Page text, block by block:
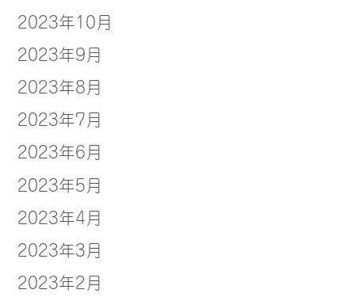
2023年10月
2023年9月
2023年8月
2023年7月
2023年6月
2023年5月
2023年4月
2023年3月
2023年2月